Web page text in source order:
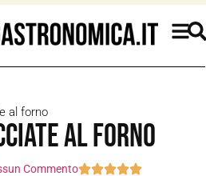
al forno
al forno
Commento